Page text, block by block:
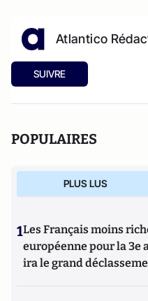
Atlantico
SUIVRE
POPULAIRES
PLUS LUS
1Les Français moins
européenne pour la 3e
ira le grand